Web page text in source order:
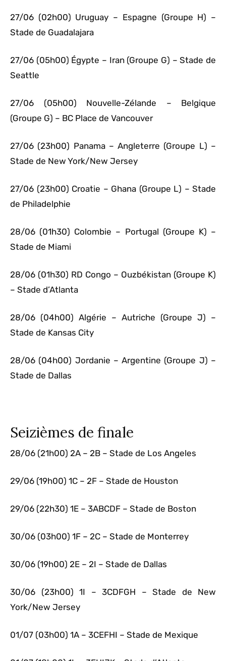
27/06 (02h00) Uruguay – Espagne (Groupe H) –
Stade de Guadalajara
27/06 (05h00) Égypte – Iran (Groupe G) – Stade de
Seattle
27/06 (05h00) Nouvelle-Zélande – Belgique
(Groupe G) – BC Place de Vancouver
27/06 (23h00) Panama – Angleterre (Groupe L) –
Stade de New York/New Jersey
27/06 (23h00) Croatie – Ghana (Groupe L) – Stade
de Philadelphie
28/06 (01h30) Colombie – Portugal (Groupe K) –
Stade de Miami
28/06 (01h30) RD Congo – Ouzbékistan (Groupe K)
– Stade d’Atlanta
28/06 (04h00) Algérie – Autriche (Groupe J) –
Stade de Kansas City
28/06 (04h00) Jordanie – Argentine (Groupe J) –
Stade de Dallas
Seizièmes de finale
28/06 (21h00) 2A – 2B – Stade de Los Angeles
29/06 (19h00) 1C – 2F – Stade de Houston
29/06 (22h30) 1E – 3ABCDF – Stade de Boston
30/06 (03h00) 1F – 2C – Stade de Monterrey
30/06 (19h00) 2E – 2I – Stade de Dallas
30/06 (23h00) 1I – 3CDFGH – Stade de New
York/New Jersey
01/07 (03h00) 1A – 3CEFHI – Stade de Mexique